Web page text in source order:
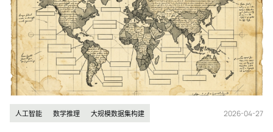
人工智能 数学推理 大规模数据集构建 2026-04-27